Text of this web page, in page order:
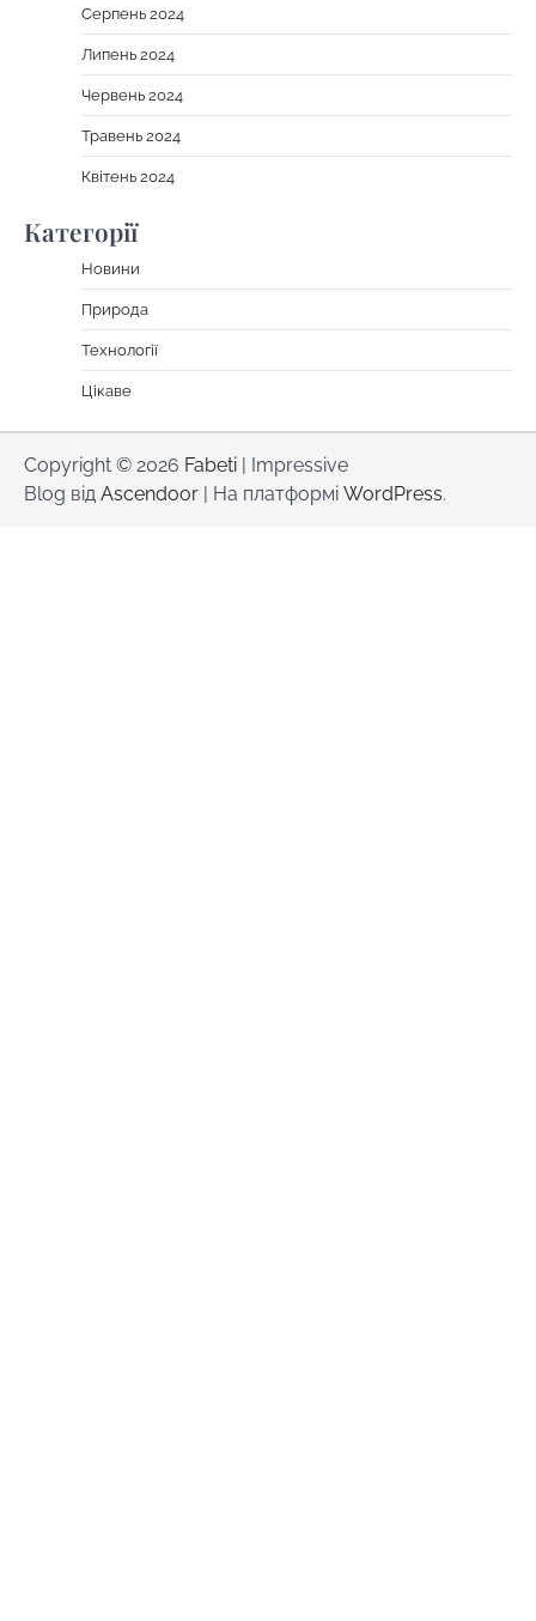
Серпень 2024
Липень 2024
Червень 2024
Травень 2024
Квітень 2024
Категорії
Новини
Природа
Технології
Цікаве
Copyright © 2026 Fabeti | Impressive
Blog від Ascendoor | На платформі WordPress.